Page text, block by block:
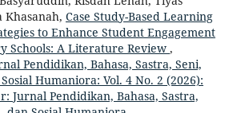
Case Study-Based Learning
to Enhance Student Engagement
Schools: A Literature Review ,
Pendidikan, Bahasa, Sastra, Seni,
Humaniora: Vol. 4 No. 2 (2026):
Jurnal Pendidikan, Bahasa, Sastra,